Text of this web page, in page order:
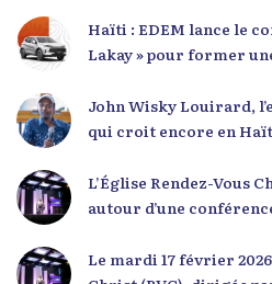
Haïti : EDEM lance le
Lakay » pour former
John Wisky Louirard,
qui croit encore en
L’Église Rendez-Vous
autour d’une
Le mardi 17 février